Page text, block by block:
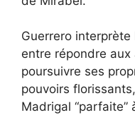
Guerrero interprète
entre répondre
poursuivre ses
pouvoirs
Madrigal “parfaite”